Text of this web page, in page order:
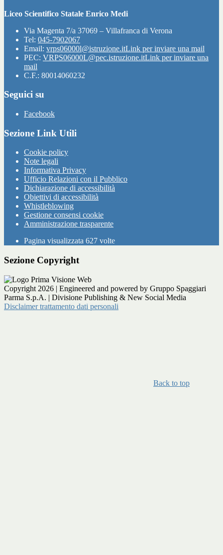
Liceo Scientifico Statale Enrico Medi
Via Magenta 7/a 37069 – Villafranca di Verona
Tel: 045-7902067
Email: vrps06000l@istruzione.itLink per inviare una mail
PEC: VRPS06000L@pec.istruzione.itLink per inviare una
mail
C.F.: 80014060232
Seguici su
Facebook
Sezione Link Utili
Cookie policy
Note legali
Informativa Privacy
Ufficio Relazioni con il Pubblico
Dichiarazione di accessibilità
Obiettivi di accessibilità
Whistleblowing
Gestione consensi cookie
Amministrazione trasparente
Pagina visualizzata 627 volte
Sezione Copyright
Copyright 2026 | Engineered and powered by Gruppo Spaggiari
Parma S.p.A. | Divisione Publishing & New Social Media
Disclaimer trattamento dati personali
Back to top